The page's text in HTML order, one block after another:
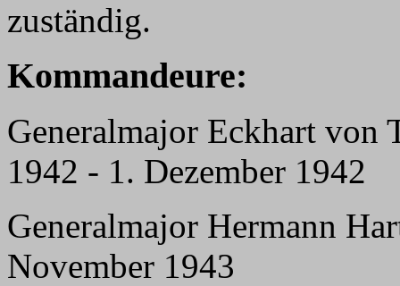
zuständig.
Kommandeure:
Generalmajor Eckhart von
1942 - 1. Dezember 1942
Generalmajor Hermann
November 1943